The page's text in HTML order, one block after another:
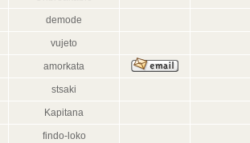
demode
vujeto
amorkata
stsaki
Kapitana
findo-loko